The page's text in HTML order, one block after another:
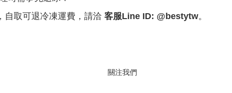
自取可退冷凍運費，請洽 客服Line ID: @bestytw。
關注我們